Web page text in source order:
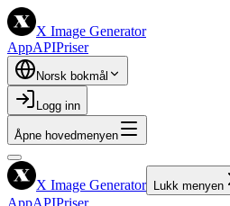
X Image Generator
AppAPIPriser
Norsk bokmål
Logg inn
Åpne hovedmenyen
X Image Generator Lukk menyen
AppAPIPriser